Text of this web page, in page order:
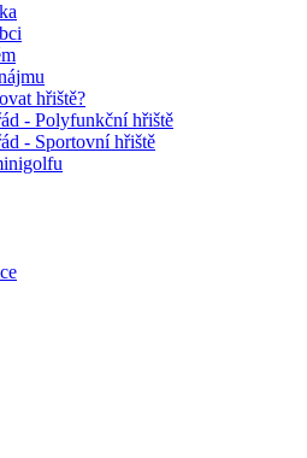
hřiště?
- Polyfunkční hřiště
- Sportovní hřiště